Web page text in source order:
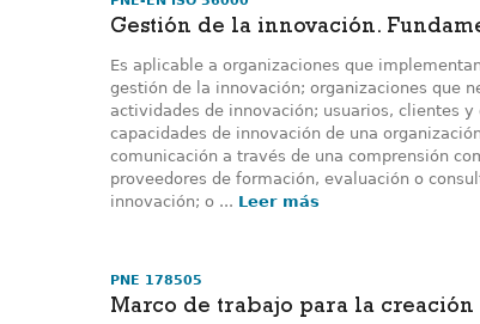
Gestión de la innovación.
Es aplicable a organizaciones que
gestión de la innovación; organizaciones que
actividades de innovación; usuarios, clientes
capacidades de innovación de una
comunicación a través de una comprensión
proveedores de formación, evaluación o
innovación; o ... Leer más
PNE 178505
Marco de trabajo para la